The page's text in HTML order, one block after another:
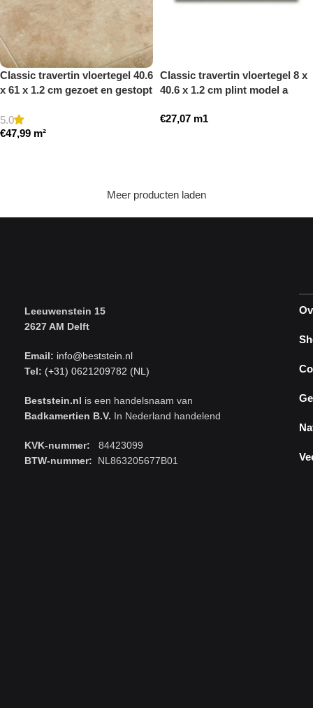
Classic travertin vloertegel 40.6
x 61 x 1.2 cm gezoet en gestopt
5.0
€47,99 m²
Classic travertin vloertegel 8 x
40.6 x 1.2 cm plint model a
€27,07 m1
Meer producten laden
Leeuwenstein 15
2627 AM Delft
Email: info@beststein.nl
Tel: (+31) 0621209782 (NL)
Beststein.nl is een handelsnaam van
Badkamertien B.V. In Nederland handelend
KVK-nummer: 84423099
BTW-nummer: NL863205677B01